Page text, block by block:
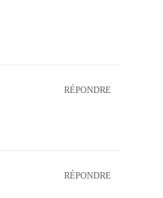
RÉPONDRE
RÉPONDRE